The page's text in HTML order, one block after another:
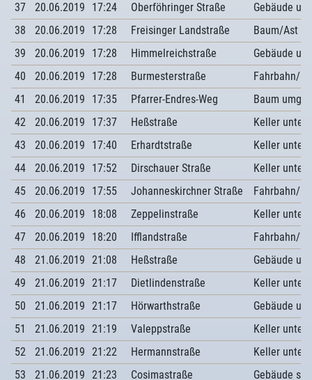
37
20.06.2019 17:24 Oberföhringer Straße
Gebäude
38
20.06.2019 17:28 Freisinger Landstraße
Baum/Ast
39
20.06.2019 17:28 Himmelreichstraße
Gebäude
40
20.06.2019 17:28 Burmesterstraße
Fahrbahn/
41
20.06.2019 17:35 Pfarrer-Endres-Weg
Baum
42
20.06.2019 17:37 Heßstraße
Keller unter
43
20.06.2019 17:40 Erhardtstraße
Keller unter
44
20.06.2019 17:52 Dirschauer Straße
Keller unter
45
20.06.2019 17:55 Johanneskirchner Straße
Fahrbahn/
46
20.06.2019 18:08 Zeppelinstraße
Keller unter
47
20.06.2019 18:20 Ifflandstraße
Fahrbahn/
48
21.06.2019 21:08 Heßstraße
Gebäude
49
21.06.2019 21:17 Dietlindenstraße
Keller unter
50
21.06.2019 21:17 Hörwarthstraße
Gebäude
51
21.06.2019 21:19 Valeppstraße
Keller unter
52
21.06.2019 21:22 Hermannstraße
Keller unter
53
21.06.2019 21:23 Cosimastraße Gebäude